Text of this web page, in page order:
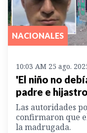
NACIONALES
10:03 AM 25 ago.
'El niño no
padre e
Las autoridades
confirmaron que
la madrugada.